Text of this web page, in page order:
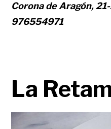
Corona de Aragón,
976554971
La